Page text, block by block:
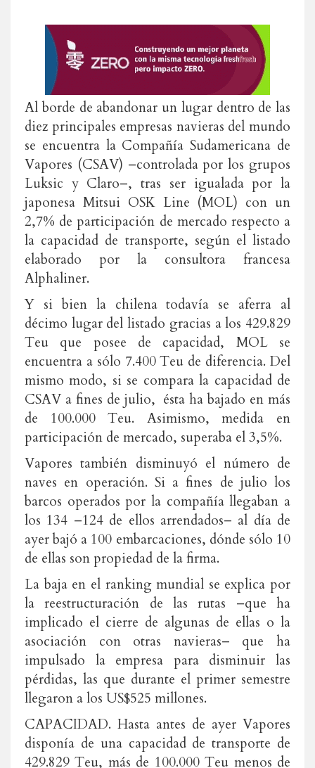
Al borde de abandonar un lugar dentro de las
diez principales empresas navieras del mundo
se encuentra la Compañía Sudamericana de
Vapores (CSAV) –controlada por los grupos
Luksic y Claro–, tras ser igualada por la
japonesa Mitsui OSK Line (MOL) con un
2,7% de participación de mercado respecto a
la capacidad de transporte, según el listado
elaborado por la consultora francesa
Alphaliner.
Y si bien la chilena todavía se aferra al
décimo lugar del listado gracias a los 429.829
Teu que posee de capacidad, MOL se
encuentra a sólo 7.400 Teu de diferencia. Del
mismo modo, si se compara la capacidad de
CSAV a fines de julio, ésta ha bajado en más
de 100.000 Teu. Asimismo, medida en
participación de mercado, superaba el 3,5%.
Vapores también disminuyó el número de
naves en operación. Si a fines de julio los
barcos operados por la compañía llegaban a
los 134 –124 de ellos arrendados– al día de
ayer bajó a 100 embarcaciones, dónde sólo 10
de ellas son propiedad de la firma.
La baja en el ranking mundial se explica por
la reestructuración de las rutas –que ha
implicado el cierre de algunas de ellas o la
asociación con otras navieras– que ha
impulsado la empresa para disminuir las
pérdidas, las que durante el primer semestre
llegaron a los US$525 millones.
CAPACIDAD. Hasta antes de ayer Vapores
disponía de una capacidad de transporte de
429.829 Teu, más de 100.000 Teu menos de